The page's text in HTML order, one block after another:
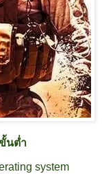
นต่ำ
system